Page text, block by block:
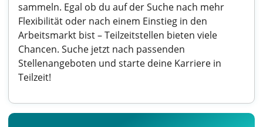
sammeln. Egal ob du auf der Suche nach mehr
Flexibilität oder nach einem Einstieg in den
Arbeitsmarkt bist – Teilzeitstellen bieten viele
Chancen. Suche jetzt nach passenden
Stellenangeboten und starte deine Karriere in
Teilzeit!